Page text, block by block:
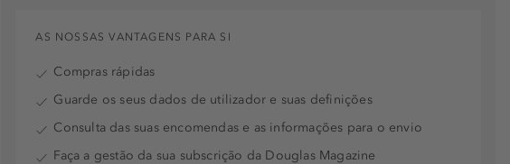
AS NOSSAS VANTAGENS PARA SI
Compras rápidas
Guarde os seus dados de utilizador e suas definições
Consulta das suas encomendas e as informações para o envio
Faça a gestão da sua subscrição da Douglas Magazine